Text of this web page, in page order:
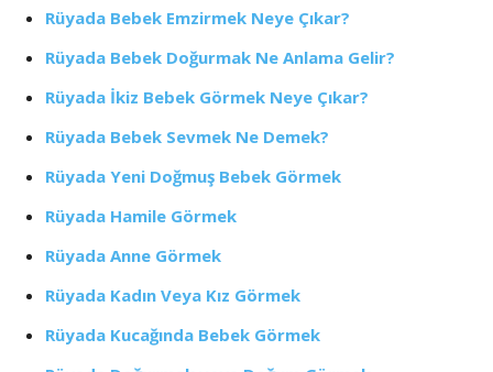
Rüyada Bebek Emzirmek Neye Çıkar?
Rüyada Bebek Doğurmak Ne Anlama Gelir?
Rüyada İkiz Bebek Görmek Neye Çıkar?
Rüyada Bebek Sevmek Ne Demek?
Rüyada Yeni Doğmuş Bebek Görmek
Rüyada Hamile Görmek
Rüyada Anne Görmek
Rüyada Kadın Veya Kız Görmek
Rüyada Kucağında Bebek Görmek